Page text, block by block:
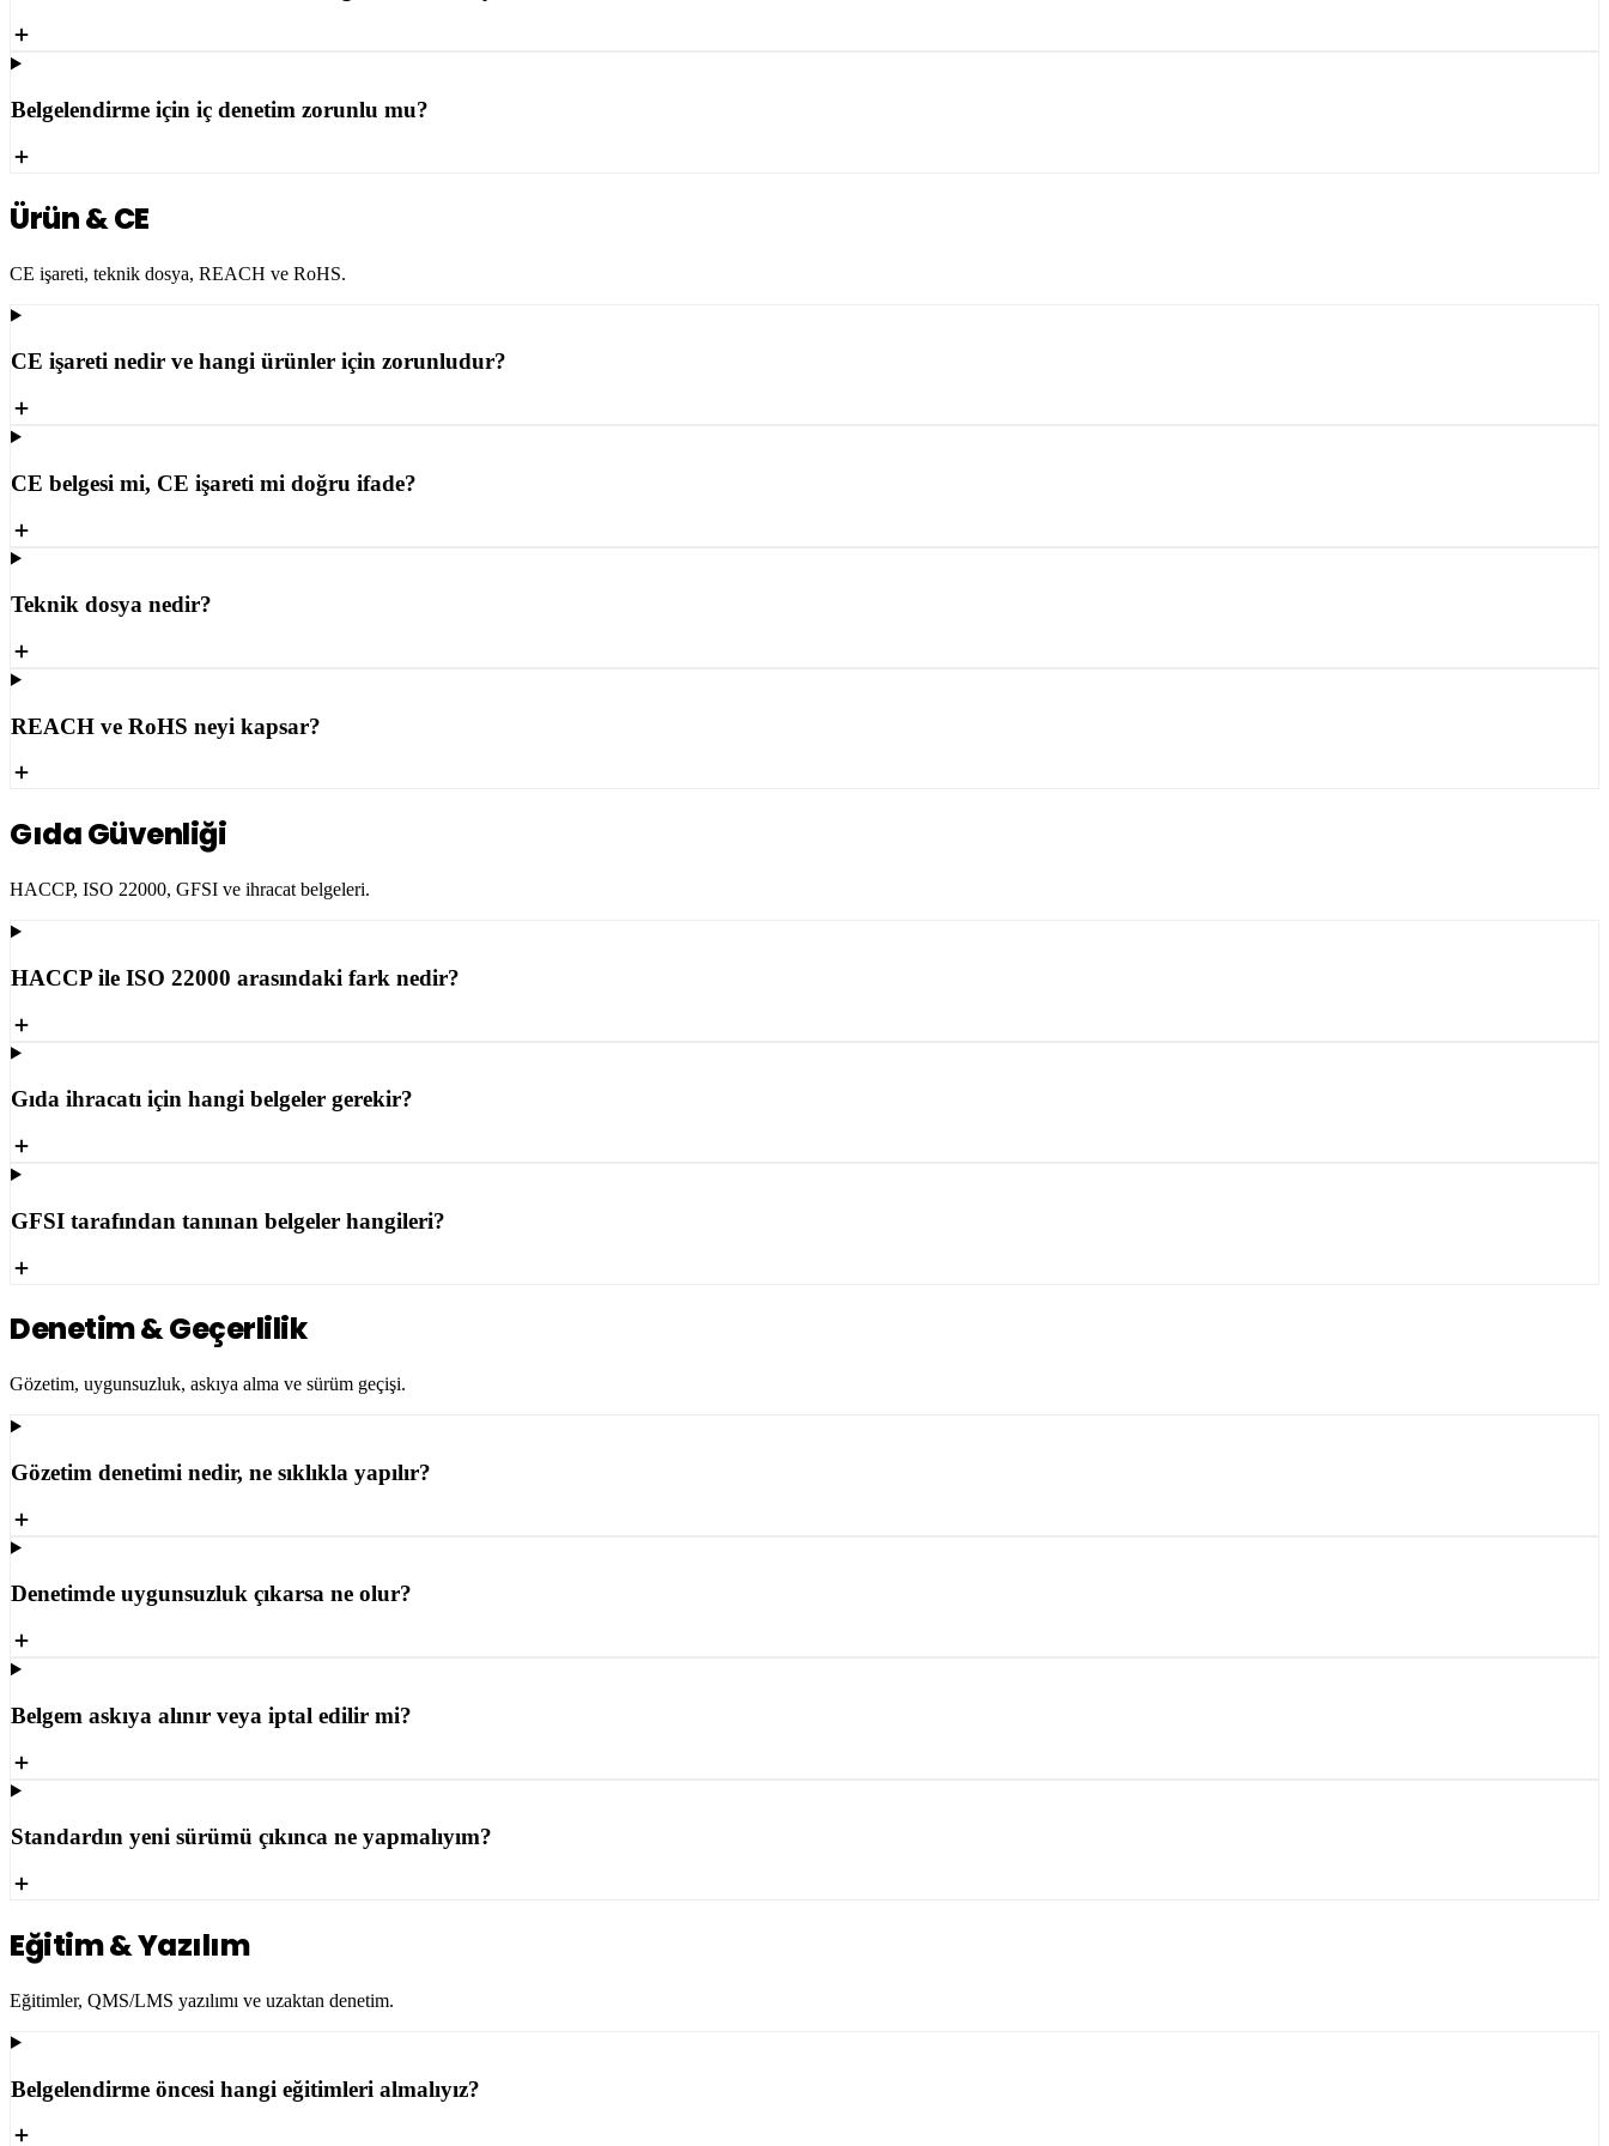
Belgelendirme için iç denetim zorunlu mu?
Ürün & CE
CE işareti, teknik dosya, REACH ve RoHS.
CE işareti nedir ve hangi ürünler için zorunludur?
CE belgesi mi, CE işareti mi doğru ifade?
Teknik dosya nedir?
REACH ve RoHS neyi kapsar?
Gıda Güvenliği
HACCP, ISO 22000, GFSI ve ihracat belgeleri.
HACCP ile ISO 22000 arasındaki fark nedir?
Gıda ihracatı için hangi belgeler gerekir?
GFSI tarafından tanınan belgeler hangileri?
Denetim & Geçerlilik
Gözetim, uygunsuzluk, askıya alma ve sürüm geçişi.
Gözetim denetimi nedir, ne sıklıkla yapılır?
Denetimde uygunsuzluk çıkarsa ne olur?
Belgem askıya alınır veya iptal edilir mi?
Standardın yeni sürümü çıkınca ne yapmalıyım?
Eğitim & Yazılım
Eğitimler, QMS/LMS yazılımı ve uzaktan denetim.
Belgelendirme öncesi hangi eğitimleri almalıyız?